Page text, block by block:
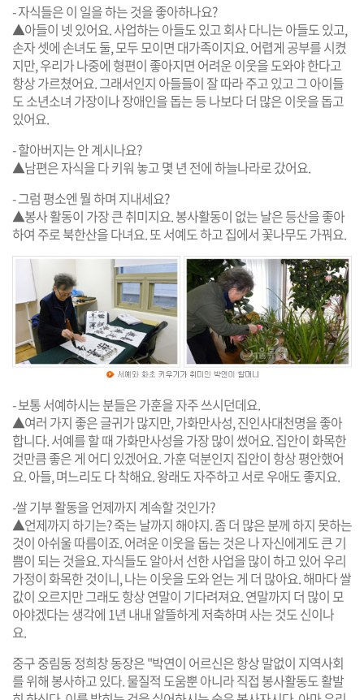
- 자식들은 이 일을 하는 것을 좋아하나요?
▲아들이 넷 있어요. 사업하는 아들도 있고 회사 다니는 아들도 있고,
손자 셋에 손녀도 둘, 모두 모이면 대가족이지요. 어렵게 공부를 시켰
지만, 우리가 나중에 형편이 좋아지면 어려운 이웃을 도와야 한다고
항상 가르쳤어요. 그래서인지 아들들이 잘 따라 주고 있고 그 아이들
도 소년소녀 가장이나 장애인을 돕는 등 나보다 더 많은 이웃을 돕고
있어요.
- 할아버지는 안 계시나요?
▲남편은 자식을 다 키워 놓고 몇 년 전에 하늘나라로 갔어요.
- 그럼 평소엔 뭘 하며 지내세요?
▲봉사 활동이 가장 큰 취미지요. 봉사활동이 없는 날은 등산을 좋아
하여 주로 북한산을 다녀요. 또 서예도 하고 집에서 꽃나무도 가꿔요.
- 보통 서예하시는 분들은 가훈을 자주 쓰시던데요.
▲여러 가지 좋은 글귀가 많지만, 가화만사성, 진인사대천명을 좋아
합니다. 서예를 할 때 가화만사성을 가장 많이 썼어요. 집안이 화목한
것만큼 좋은 게 어디 있겠어요. 가훈 덕분인지 집안이 항상 평안했어
요. 아들, 며느리도 다 착해요. 왕래도 자주하고 서로 우애도 좋지요.
-쌀 기부 활동을 언제까지 계속할 것인가?
▲언제까지 하기는? 죽는 날까지 해야지. 좀 더 많은 분께 하지 못하는
것이 아쉬울 따름이죠. 어려운 이웃을 돕는 것은 나 자신에게도 큰 기
쁨이 되는 것을요. 자식들도 알아서 선한 사업을 많이 하고 있어 우리
가정이 화목한 것이니, 나는 이웃을 도와 얻는 게 더 많아요. 해마다 쌀
값이 오르지만 그래도 항상 연말이 기다려져요. 연말까지 더 많이 모
아야겠다는 생각에 1년 내내 알뜰하게 저축하며 사는 것도 신이나
요.
중구 중림동 정희창 동장은 "박연이 어르신은 항상 말없이 지역사회
를 위해 봉사하고 있다. 물질적 도움뿐 아니라 직접 봉사활동도 활발